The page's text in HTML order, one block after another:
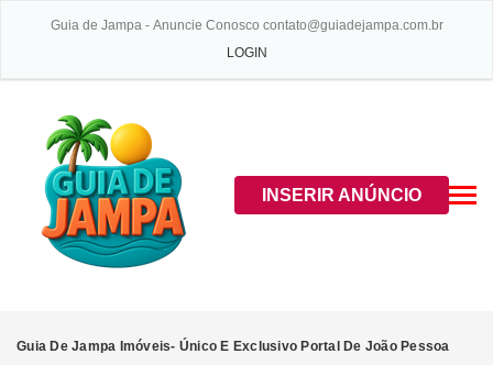
Guia de Jampa - Anuncie Conosco contato@guiadejampa.com.br
LOGIN
INSERIR ANÚNCIO
Guia De Jampa Imóveis- Único E Exclusivo Portal De João Pessoa